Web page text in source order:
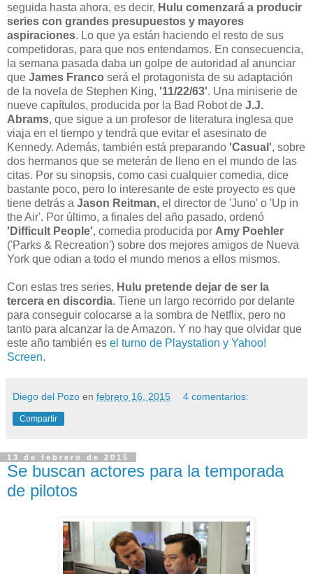
seguida hasta ahora, es decir, Hulu comenzará a producir
series con grandes presupuestos y mayores
aspiraciones. Lo que ya están haciendo el resto de sus
competidoras, para que nos entendamos. En consecuencia,
la semana pasada daba un golpe de autoridad al anunciar
que James Franco será el protagonista de su adaptación
de la novela de Stephen King, '11/22/63'. Una miniserie de
nueve capítulos, producida por la Bad Robot de J.J.
Abrams, que sigue a un profesor de literatura inglesa que
viaja en el tiempo y tendrá que evitar el asesinato de
Kennedy. Además, también está preparando 'Casual', sobre
dos hermanos que se meterán de lleno en el mundo de las
citas. Por su sinopsis, como casi cualquier comedia, dice
bastante poco, pero lo interesante de este proyecto es que
tiene detrás a Jason Reitman, el director de 'Juno' o 'Up in
the Air'. Por último, a finales del año pasado, ordenó
'Difficult People', comedia producida por Amy Poehler
('Parks & Recreation') sobre dos mejores amigos de Nueva
York que odian a todo el mundo menos a ellos mismos.
Con estas tres series, Hulu pretende dejar de ser la
tercera en discordia. Tiene un largo recorrido por delante
para conseguir colocarse a la sombra de Netflix, pero no
tanto para alcanzar la de Amazon. Y no hay que olvidar que
este año también es el turno de Playstation y Yahoo!
Screen.
Diego del Pozo en febrero 16, 2015 4 comentarios:
Compartir
13 de febrero de 2015
Se buscan actores para la temporada
de pilotos